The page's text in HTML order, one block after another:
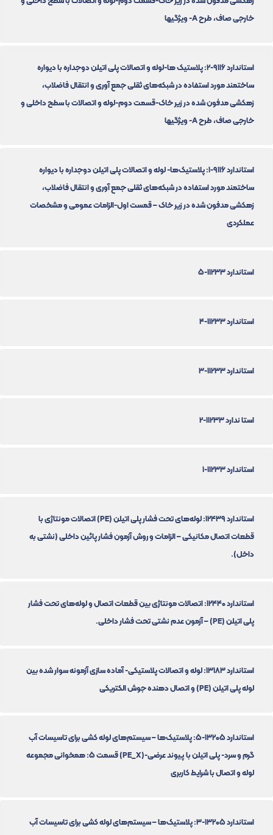
خارجی صاف، طرح A- ویژگیها
استاندارد 9116-2: پلاستیک ها-لوله و اتصالات پلی اتیلن دوجداره با دیواره
ساختمند مورد استفاده در شبکه‌های ثقلی جمع آوری و انتقال فاضلاب،
زهکشی مدفون شده در زیر خاک-قسمت دوم-لوله و اتصالات با سطح داخلی و
خارجی صاف، طرح A- ویژگیها
استاندارد 9116-1: پلاستیک‌ها- لوله و اتصالات پلی اتیلن دوجداره با دیواره
ساختمند مورد استفاده در شبکه‌های ثقلی جمع آوری و انتقال فاضلاب،
زهکشی مدفون شده در زیر خاک – قمست اول-الزامات عمومی و مشخصات
عملکردی
استاندارد 11233-5
استاندارد 11233-4
استاندارد 11233-3
استا ندارد 11233-2
استاندارد 11233-1
استاندارد 12439: لوله‌های تحت فشار پلی اتیلن (PE) اتصالات مونتاژی با
قطعات اتصال مکانیکی – الزامات و روش آزمون فشار پائین داخلی (نشتی به
داخل).
استاندارد 12440: اتصالات مونتاژی بین قطعات اتصال و لوله‌های تحت فشار
پلی اتیلن (PE) – آزمون عدم نشتی تحت فشار داخلی.
استاندارد 13183: لوله و اتصالات پلاستیکی- آماده سازی آزمونه سوار شده بین
لوله پلی اتیلن (PE) و اتصال دهنده جوش الکتریکی
استاندارد 13205-5: پلاستیک‌ها – سیستم‌های لوله کشی برای تاسیسات آب
گرم و سرد- پلی اتیلن با پیوند عرضی-(PE_X) قسمت 5: همخوانی مجموعه
لوله و اتصال با شرایط کاربری
استاندارد 13205-3: پلاستیک‌ها – سیستم‌های لوله کشی برای تاسیسات آب